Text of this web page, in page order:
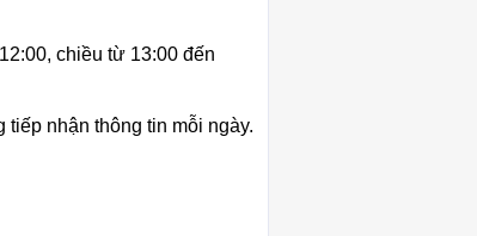
chiều từ 13:00 đến
nhận thông tin mỗi ngày.